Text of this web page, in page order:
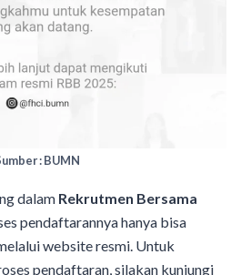
: BUMN
dalam Rekrutmen Bersama
pendaftarannya hanya bisa
website resmi. Untuk
pendaftaran, silakan kunjungi